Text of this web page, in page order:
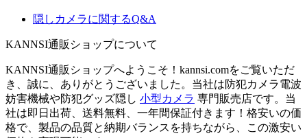
隠しカメラに関するQ&A
KANNSI通販ショップについて
KANNSI通販ショップへようこそ！kannsi.comをご覧いただ
き、誠に、ありがとうございました。当社は防犯カメラ電波
妨害機械や防犯グッズ隠し 小型カメラ 専門販売店です。当
社は即日出荷、送料無料、一年間保証付きます！格安いの価
格で、製品の品質と納期バランスを持ちながら、この激安い